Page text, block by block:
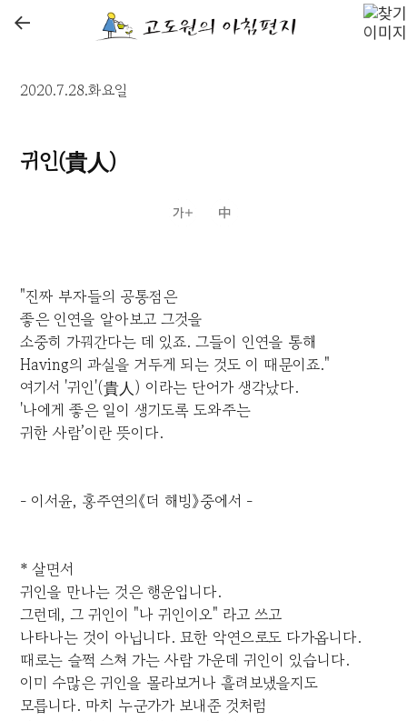
←
2020.7.28.화요일
귀인(貴人)
"진짜 부자들의 공통점은
좋은 인연을 알아보고 그것을
소중히 가꿔간다는 데 있죠. 그들이 인연을 통해
Having의 과실을 거두게 되는 것도 이 때문이죠."
여기서 '귀인'(貴人) 이라는 단어가 생각났다.
'나에게 좋은 일이 생기도록 도와주는
귀한 사람’이란 뜻이다.
- 이서윤, 홍주연의《더 해빙》중에서 -
* 살면서
귀인을 만나는 것은 행운입니다.
그런데, 그 귀인이 "나 귀인이오" 라고 쓰고
나타나는 것이 아닙니다. 묘한 악연으로도 다가옵니다.
때로는 슬쩍 스쳐 가는 사람 가운데 귀인이 있습니다.
이미 수많은 귀인을 몰라보거나 흘려보냈을지도
모릅니다. 마치 누군가가 보내준 것처럼